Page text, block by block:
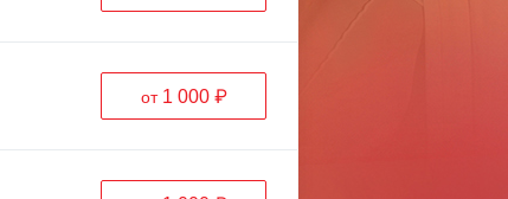
от 1 000 ₽